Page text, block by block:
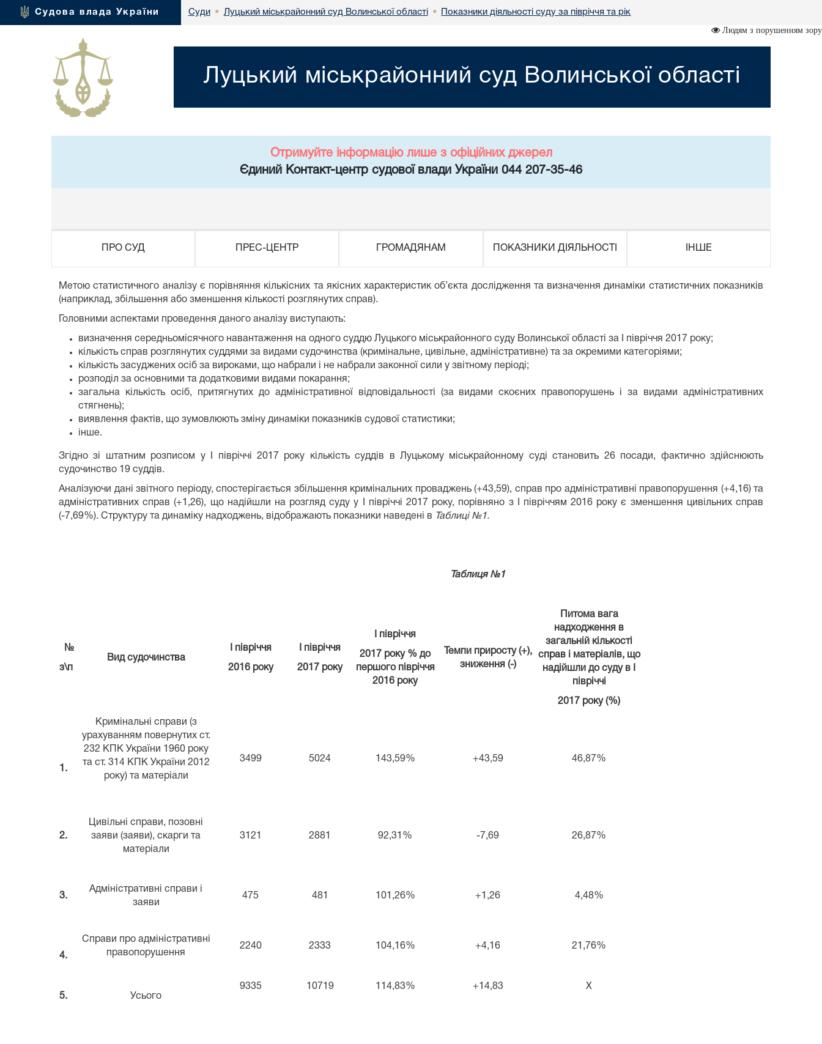
Судова влада України Суди • Луцький міськрайонний суд Волинської області • Показники діяльності суду за півріччя та рік
Людям з порушенням зору
Луцький міськрайонний суд Волинської області
Отримуйте інформацію лише з офіційних джерел
Єдиний Контакт-центр судової влади України 044 207-35-46
ПРО СУД ПРЕС-ЦЕНТР ГРОМАДЯНАМ ПОКАЗНИКИ ДІЯЛЬНОСТІ ІНШЕ
Метою статистичного аналізу є порівняння кількісних та якісних характеристик об’єкта дослідження та визначення динаміки статистичних показників
(наприклад, збільшення або зменшення кількості розглянутих справ).
Головними аспектами проведення даного аналізу виступають:
визначення середньомісячного навантаження на одного суддю Луцького міськрайонного суду Волинської області за І півріччя 2017 року;
кількість справ розглянутих суддями за видами судочинства (кримінальне, цивільне, адміністративне) та за окремими категоріями;
кількість засуджених осіб за вироками, що набрали і не набрали законної сили у звітному періоді;
розподіл за основними та додатковими видами покарання;
загальна кількість осіб, притягнутих до адміністративної відповідальності (за видами скоєних правопорушень і за видами адміністративних
стягнень);
виявлення фактів, що зумовлюють зміну динаміки показників судової статистики;
інше.
Згідно зі штатним розписом у І півріччі 2017 року кількість суддів в Луцькому міськрайонному суді становить 26 посади, фактично здійснюють
судочинство 19 суддів.
Аналізуючи дані звітного періоду, спостерігається збільшення кримінальних проваджень (+43,59), справ про адміністративні правопорушення (+4,16) та
адміністративних справ (+1,26), що надійшли на розгляд суду у І півріччі 2017 року, порівняно з І півріччям 2016 року є зменшення цивільних справ
(-7,69%). Структуру та динаміку надходжень, відображають показники наведені в
Таблиці №1.
Таблиця №1
№
з\п
Вид судочинства
І півріччя
201 6 року
І півріччя
201 7 року
І півріччя
201 7 року % до
першого півріччя
201 6 року
Темпи приросту (+),
зниження (-)
Питома вага
надходження в
загальній кількості
справ і матеріалів, що
надійшли до суду в І
півріччі
2017 року (%)
1.
Кримінальні справи (з
урахуванням повернутих ст.
232 КПК України 1960 року
та ст. 314 КПК України 2012
року) та матеріали
3499 5024 143,59% +43,59 46,87%
2.
Цивільні справи, позовні
заяви (заяви), скарги та
матеріали
3121 2881 92,31% -7,69 26,87%
3.
Адміністративні справи і
заяви
475 481 101,26% +1,26 4,48%
4.
Справи про адміністративні
правопорушення
2240 2333 104,16% +4,16 21,76%
5. Усього
9335 10719 114,83% +14,83 Х